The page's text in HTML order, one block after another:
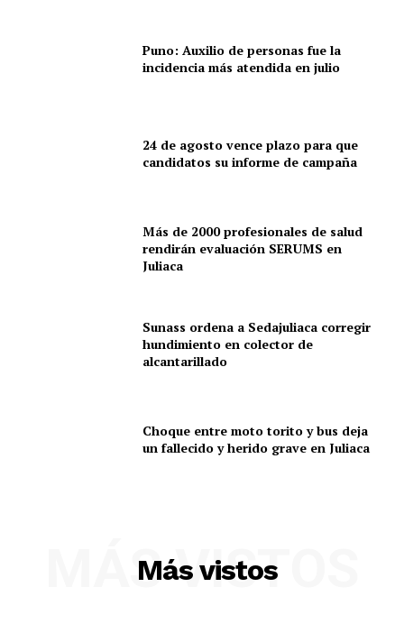
Puno: Auxilio de personas fue la
incidencia más atendida en julio
24 de agosto vence plazo para que
candidatos su informe de campaña
Más de 2000 profesionales de salud
rendirán evaluación SERUMS en
Juliaca
Sunass ordena a Sedajuliaca corregir
hundimiento en colector de
alcantarillado
Choque entre moto torito y bus deja
un fallecido y herido grave en Juliaca
Más vistos
MÁS VISTOS